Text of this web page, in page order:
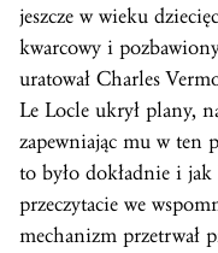
jeszcze w wieku
kwarcowy i
uratował Charles
Le Locle ukrył plany,
zapewniając mu w ten
to było dokładnie i
przeczytacie we
mechanizm przetrwał